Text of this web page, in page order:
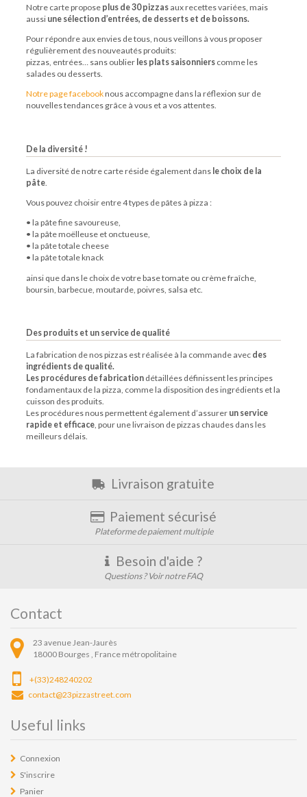
Notre carte propose plus de 30pizzas aux recettes variées, mais
aussi une sélection d’entrées, de desserts et de boissons.
Pour répondre aux envies de tous, nous veillons à vous proposer
régulièrement des nouveautés produits:
pizzas, entrées… sans oublier les plats saisonniers comme les
salades ou desserts.
Notre page facebooknous accompagne dans la réflexion sur de
nouvelles tendances grâce à vous et a vos attentes.
De la diversité !
La diversité de notre carte réside également dans le choix de la
pâte
Vous pouvez choisir entre 4 types de pâtes àpizza :
• la pâte fine savoureuse,
• la pâte moëlleuse et onctueuse,
• la pâte totale cheese
• la pâte totale knack
ainsi que dans le choix de votre base tomate ou crème fraîche,
boursin, barbecue, moutarde, poivres, salsa etc.
Des produits et un service de qualité
La fabrication de nospizzas est réalisée à la commande avec des
ingrédients de qualité.
Les procédures de fabrication détaillées définissent les principes
fondamentaux de lapizza, comme la disposition des ingrédients et la
cuisson des produits.
Les procédures nous permettent également d’assurer un service
rapide et efficace, pour une livraison depizzas chaudes dans les
meilleurs délais.
Livraison gratuite
Paiement sécurisé
Plateforme de paiement multiple
Besoin d'aide ?
Questions ? Voir notre FAQ
Contact
23 avenue Jean-Jaurès
18000 Bourges , France métropolitaine
+(33)248240202
contact@23pizzastreet.com
Useful links
Connexion
S'inscrire
Panier